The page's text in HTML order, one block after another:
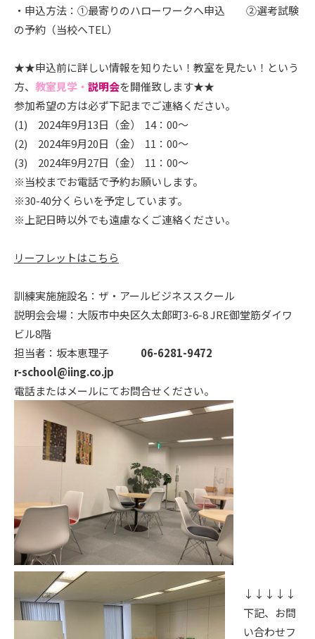
・申込方法：①最寄りのハローワークへ申込 ②選考試験
の予約（当校へTEL）
★★申込前に詳しい情報を知りたい！教室を見たい！という
方、 教室見学・ 説明会を開催致します★★
参加希望の方は必ず下記までご連絡ください。
(1) 2024年9月13日（金） 14：00～
(2) 2024年9月20日（金） 11：00～
(3) 2024年9月27日（金） 11：00～
※当校までお電話で予約お願いします。
※30-40分くらいを予定しています。
※上記日時以外でも遠慮なくご連絡ください。
リーフレットはこちら
訓練実施施設名：ザ・アールビジネススクール
説明会会場：大阪市中央区久太郎町3-6-8 JRE御堂筋ダイワ
ビル8階
担当者：坂本恵理子 06-6281-9472
r-school@iing.co.jp
電話またはメールにてお問合せください。
↓↓↓↓↓
下記、お問
い合わせフ